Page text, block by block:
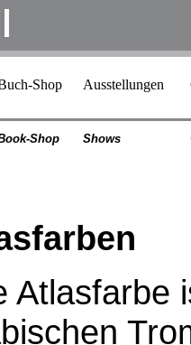
Shop Ausstellungen
Shop Shows
Atlasfarbe